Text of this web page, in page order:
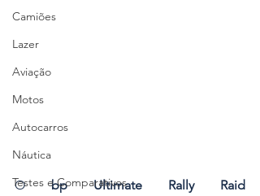
Camiões
Lazer
Aviação
Motos
Autocarros
Náutica
Testes e Comparativos
O bp Ultimate Rally Raid